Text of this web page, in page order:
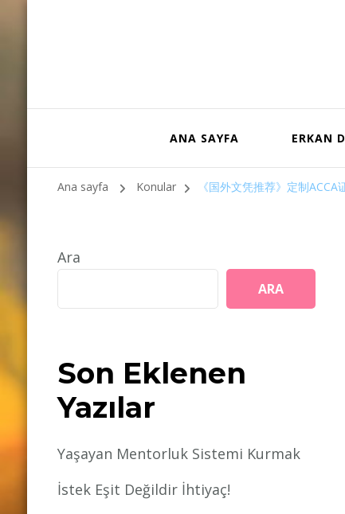
ANA SAYFA ERKAN
Ana sayfa Konular 《国外文凭推荐》定制
Ara
ARA
Son Eklenen
Yazılar
Yaşayan Mentorluk Sistemi Kurmak
İstek Eşit Değildir İhtiyaç!